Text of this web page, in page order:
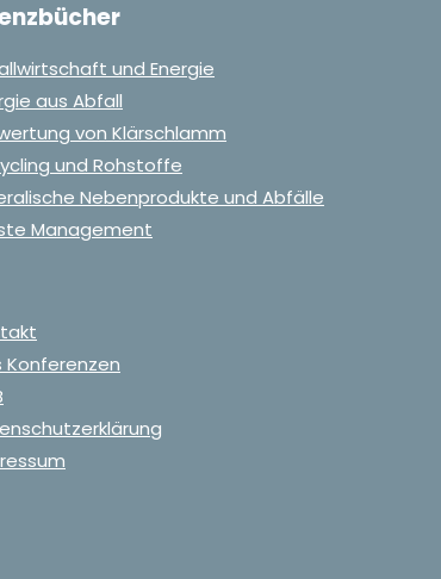
und Energie
aus Abfall
von Klärschlamm
und Rohstoffe
Nebenprodukte und Abfälle
Management
Konferenzen